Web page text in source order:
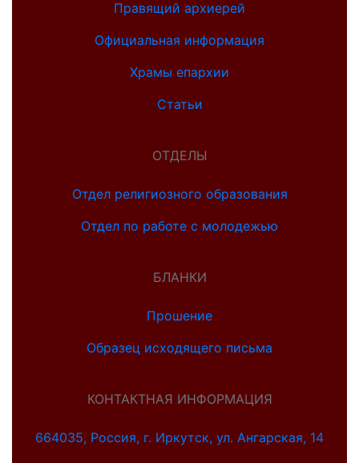
Правящий архиерей
Официальная информация
Храмы епархии
Статьи
ОТДЕЛЫ
Отдел религиозного образования
Отдел по работе с молодежью
БЛАНКИ
Прошение
Образец исходящего письма
КОНТАКТНАЯ ИНФОРМАЦИЯ
664035, Россия, г. Иркутск, ул. Ангарская, 14